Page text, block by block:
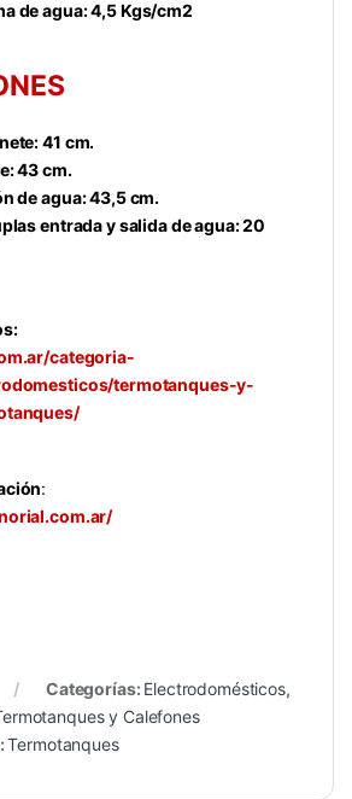
de agua: 4,5 Kgs/cm2
41 cm.
43 cm.
de agua: 43,5 cm.
entrada y salida de agua: 20
categoria-
termotanques-y-
:
Categorías: Electrodomésticos,
y Calefones
Termotanques